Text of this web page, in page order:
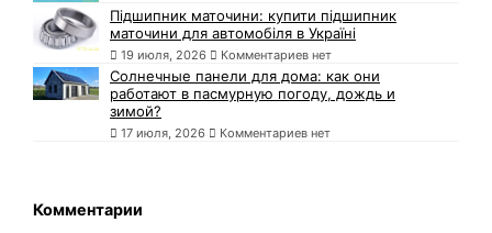
Підшипник маточини: купити підшипник
маточини для автомобіля в Україні
19 июля, 2026 Комментариев нет
Солнечные панели для дома: как они
работают в пасмурную погоду, дождь и
зимой?
17 июля, 2026 Комментариев нет
Комментарии